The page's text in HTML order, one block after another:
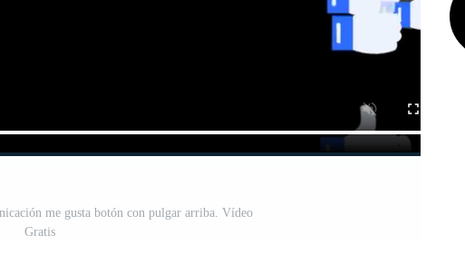
me gusta botón con pulgar arriba. Vídeo
Gratis